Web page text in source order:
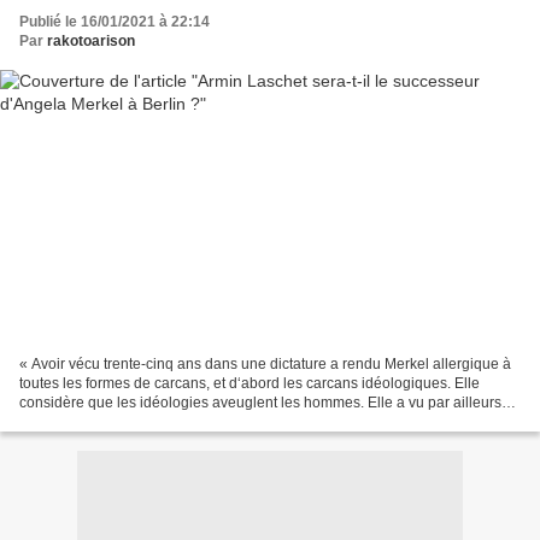
Publié le 16/01/2021 à 22:14
Par rakotoarison
« Avoir vécu trente-cinq ans dans une dictature a rendu Merkel allergique à
toutes les formes de carcans, et d‘abord les carcans idéologiques. Elle
considère que les idéologies aveuglent les hommes. Elle a vu par ailleurs